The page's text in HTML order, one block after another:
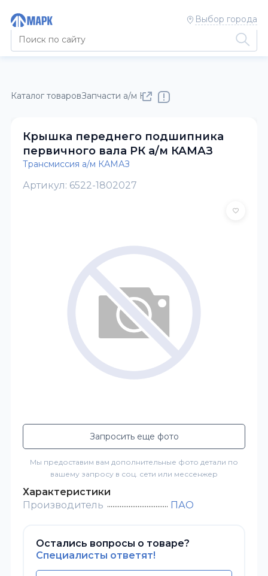
Выбор города
Каталог товаровЗапчасти а/м КАМАЗ
Крышка переднего подшипника
первичного вала РК а/м КАМАЗ
Трансмиссия а/м КАМАЗ
Артикул: 6522-1802027
Запросить еще фото
Мы предоставим вам дополнительные фото детали по
вашему запросу в соц. сети или мессенжер
Характеристики
Производитель
ПАО
Остались вопросы о товаре?
Специалисты ответят!